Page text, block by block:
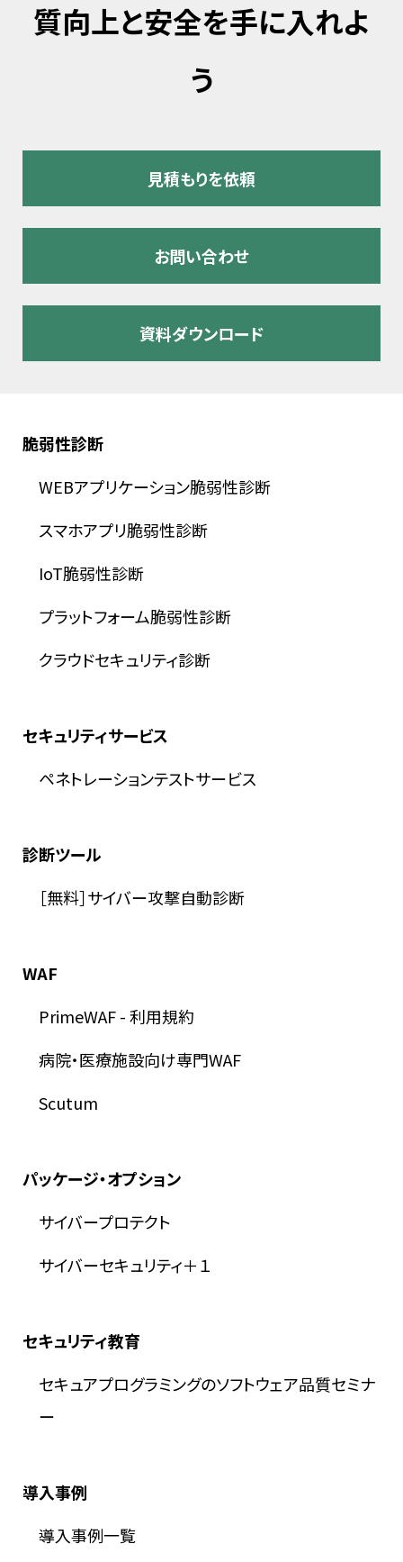
質向上と安全を手に入れよ
う
見積もりを依頼
お問い合わせ
資料ダウンロード
脆弱性診断
WEBアプリケーション脆弱性診断
スマホアプリ脆弱性診断
IoT脆弱性診断
プラットフォーム脆弱性診断
クラウドセキュリティ診断
セキュリティサービス
ペネトレーションテストサービス
診断ツール
［無料］サイバー攻撃自動診断
WAF
PrimeWAF-利用規約
病院・医療施設向け専門WAF
Scutum
パッケージ・オプション
サイバープロテクト
サイバーセキュリティ＋１
セキュリティ教育
セキュアプログラミングのソフトウェア品質セミナ
ー
導入事例
導入事例一覧